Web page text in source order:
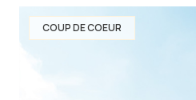
COUP DE COEUR